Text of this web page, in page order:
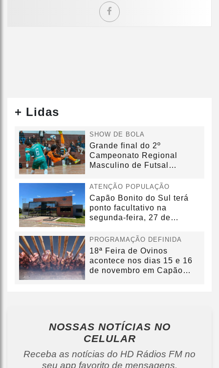
+ Lidas
SHOW DE BOLA
Grande final do 2º
Campeonato Regional
Masculino de Futsal
ATENÇÃO POPULAÇÃO
Capão Bonito do Sul terá
ponto facultativo na
segunda-feira, 27 de
PROGRAMAÇÃO DEFINIDA
18ª Feira de Ovinos
acontece nos dias 15 e 16
de novembro em Capão
NOSSAS NOTÍCIAS NO
CELULAR
Receba as notícias do HD Rádios FM no
seu app favorito de mensagens.